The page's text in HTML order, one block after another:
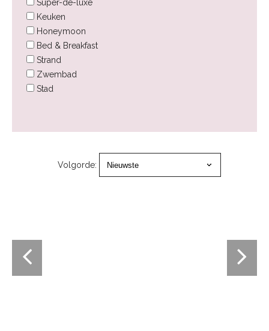
Super-de-luxe
Keuken
Honeymoon
Bed & Breakfast
Strand
Zwembad
Stad
Volgorde: